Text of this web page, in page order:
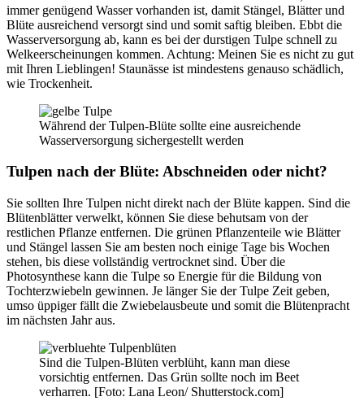
immer genügend Wasser vorhanden ist, damit Stängel, Blätter und
Blüte ausreichend versorgt sind und somit saftig bleiben. Ebbt die
Wasserversorgung ab, kann es bei der durstigen Tulpe schnell zu
Welkeerscheinungen kommen. Achtung: Meinen Sie es nicht zu gut
mit Ihren Lieblingen! Staunässe ist mindestens genauso schädlich,
wie Trockenheit.
Während der Tulpen-Blüte sollte eine ausreichende
Wasserversorgung sichergestellt werden
Tulpen nach der Blüte: Abschneiden oder nicht?
Sie sollten Ihre Tulpen nicht direkt nach der Blüte kappen. Sind die
Blütenblätter verwelkt, können Sie diese behutsam von der
restlichen Pflanze entfernen. Die grünen Pflanzenteile wie Blätter
und Stängel lassen Sie am besten noch einige Tage bis Wochen
stehen, bis diese vollständig vertrocknet sind. Über die
Photosynthese kann die Tulpe so Energie für die Bildung von
Tochterzwiebeln gewinnen. Je länger Sie der Tulpe Zeit geben,
umso üppiger fällt die Zwiebelausbeute und somit die Blütenpracht
im nächsten Jahr aus.
Sind die Tulpen-Blüten verblüht, kann man diese
vorsichtig entfernen. Das Grün sollte noch im Beet
verharren. [Foto: Lana Leon/ Shutterstock.com]